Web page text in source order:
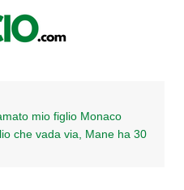
mio figlio Monaco
che vada via, Mane ha 30